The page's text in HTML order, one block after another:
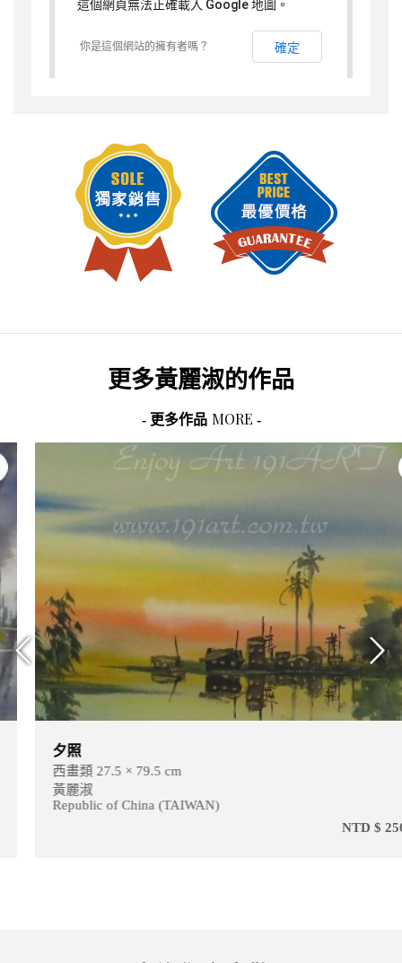
這個網頁無法正確載入 Google 地圖。
你是這個網站的擁有者嗎？ 確定
更多黃麗淑的作品
- 更多作品 MORE -
西畫類 27.5 × 79.5 cm
黃麗淑
Republic of China (TAIWAN)
NTD $ 25000